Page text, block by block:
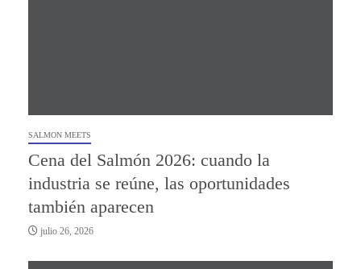
SALMON MEETS
Cena del Salmón 2026: cuando la
industria se reúne, las oportunidades
también aparecen
julio 26, 2026